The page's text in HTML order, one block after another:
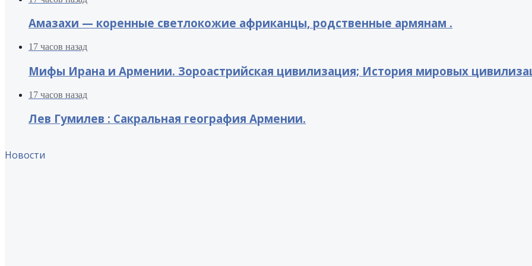
Амазахи — коренные светлокожие африканцы, родственные армянам .
17 часов назад
Мифы Ирана и Армении. Зороастрийская цивилизация; История мировых
17 часов назад
Лев Гумилев : Сакральная география Армении.
Новости